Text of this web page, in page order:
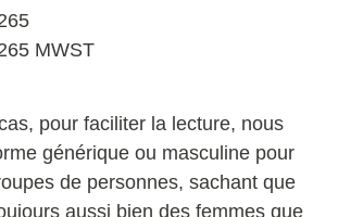
MWST
pour faciliter la lecture, nous
générique ou masculine pour
de personnes, sachant que
aussi bien des femmes que